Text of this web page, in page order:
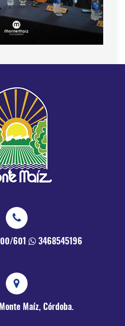
601 3468545196
Monte Maíz, Córdoba.